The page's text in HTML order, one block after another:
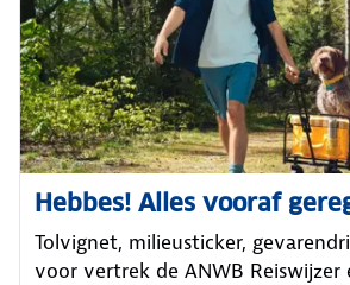
Hebbes! Alles vooraf
Tolvignet, milieusticker,
voor vertrek de ANWB Reiswijzer